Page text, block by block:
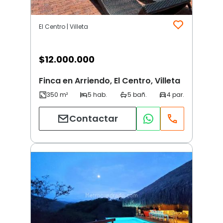
El Centro | Villeta
$12.000.000
Finca en Arriendo, El Centro, Villeta
Contactar